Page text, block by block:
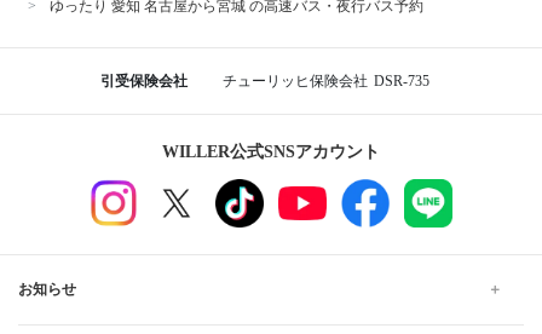
ゆったり 愛知 名古屋から宮城 の高速バス・夜行バス予約
引受保険会社 チューリッヒ保険会社 DSR-735
WILLER公式SNSアカウント
お知らせ